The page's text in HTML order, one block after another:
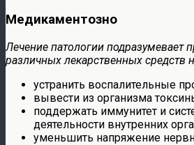
Медикаментозно
Лечение патологии подразумевает
различных лекарственных средств
устранить воспалительные
вывести из организма
поддержать иммунитет и
деятельности внутренних
уменьшить напряжение